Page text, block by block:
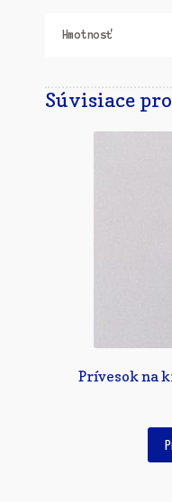
Hmotnosť
Súvisiace
Prívesok na